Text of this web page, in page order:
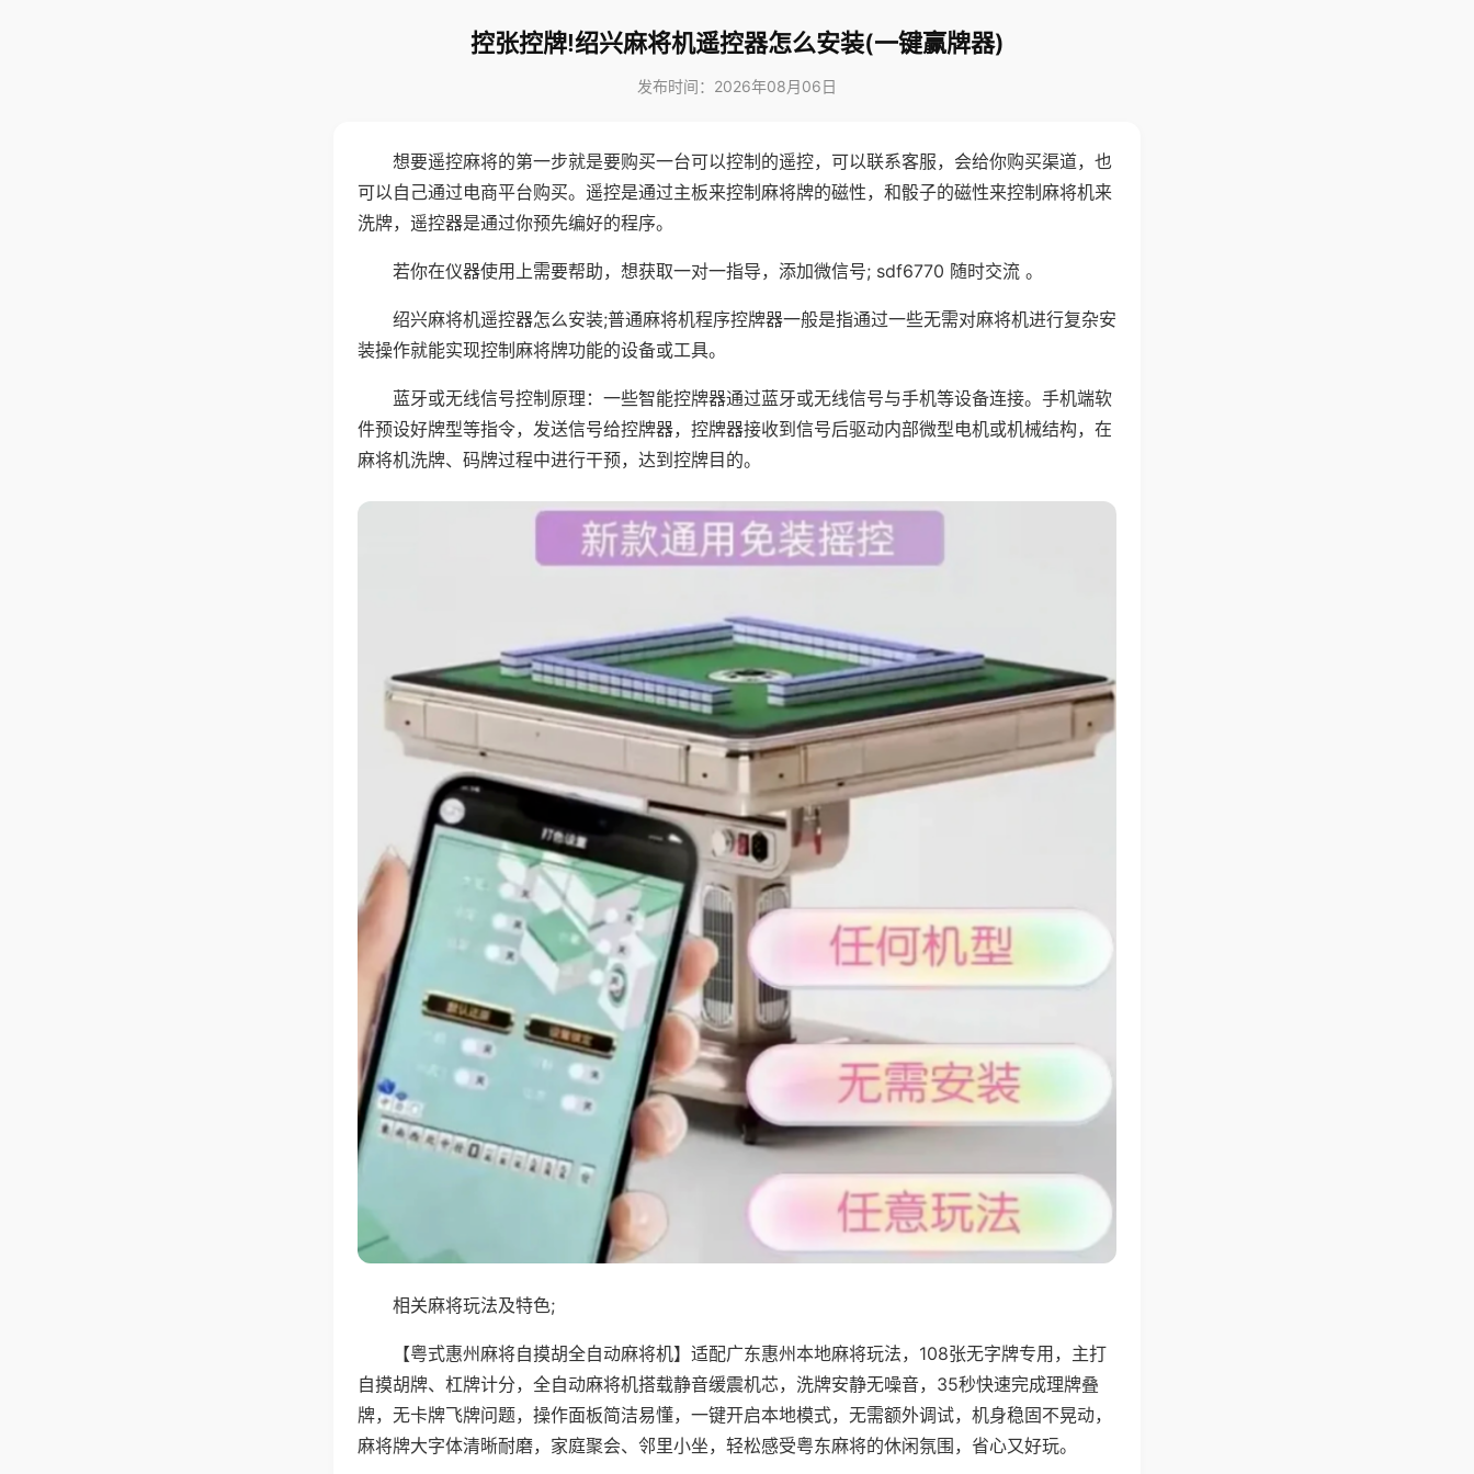
控张控牌!绍兴麻将机遥控器怎么安装(一键赢牌器)
发布时间：2026年08月06日
想要遥控麻将的第一步就是要购买一台可以控制的遥控，可以联系客服，会给你购买渠道，也
可以自己通过电商平台购买。遥控是通过主板来控制麻将牌的磁性，和骰子的磁性来控制麻将机来
洗牌，遥控器是通过你预先编好的程序。
若你在仪器使用上需要帮助，想获取一对一指导，添加微信号; sdf6770 随时交流 。
绍兴麻将机遥控器怎么安装;普通麻将机程序控牌器一般是指通过一些无需对麻将机进行复杂安
装操作就能实现控制麻将牌功能的设备或工具。
蓝牙或无线信号控制原理：一些智能控牌器通过蓝牙或无线信号与手机等设备连接。手机端软
件预设好牌型等指令，发送信号给控牌器，控牌器接收到信号后驱动内部微型电机或机械结构，在
麻将机洗牌、码牌过程中进行干预，达到控牌目的。
相关麻将玩法及特色;
【粤式惠州麻将自摸胡全自动麻将机】适配广东惠州本地麻将玩法，108张无字牌专用，主打
自摸胡牌、杠牌计分，全自动麻将机搭载静音缓震机芯，洗牌安静无噪音，35秒快速完成理牌叠
牌，无卡牌飞牌问题，操作面板简洁易懂，一键开启本地模式，无需额外调试，机身稳固不晃动，
麻将牌大字体清晰耐磨，家庭聚会、邻里小坐，轻松感受粤东麻将的休闲氛围，省心又好玩。